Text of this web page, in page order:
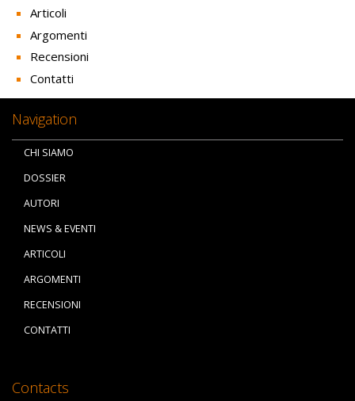
Articoli
Argomenti
Recensioni
Contatti
Navigation
CHI SIAMO
DOSSIER
AUTORI
NEWS & EVENTI
ARTICOLI
ARGOMENTI
RECENSIONI
CONTATTI
Contacts